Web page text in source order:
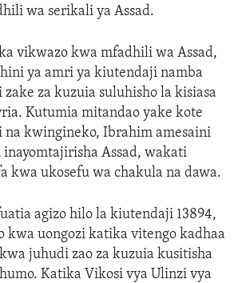
wa serikali ya Assad.
vikwazo kwa mfadhili wa Assad,
ya amri ya kiutendaji namba
za kuzuia suluhisho la kisiasa
Kutumia mitandao yake kote
na kwingineko, Ibrahim amesaini
Assad, wakati
kwa ukosefu wa chakula na dawa.
agizo hilo la kiutendaji 13894,
kwa uongozi katika vitengo kadhaa
juhudi zao za kuzuia kusitisha
Katika Vikosi vya Ulinzi vya